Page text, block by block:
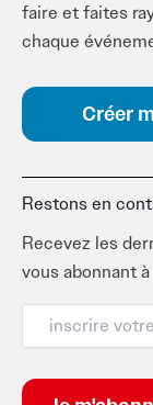
faire et faites
chaque
Créer
Restons en
Recevez les
vous abonnant